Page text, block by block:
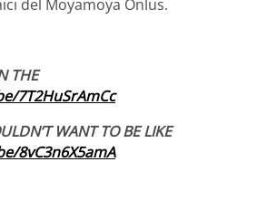
del Moyamoya Onlus.
THE
7T2HuSrAmCc
WANT TO BE LIKE
8vC3n6X5amA